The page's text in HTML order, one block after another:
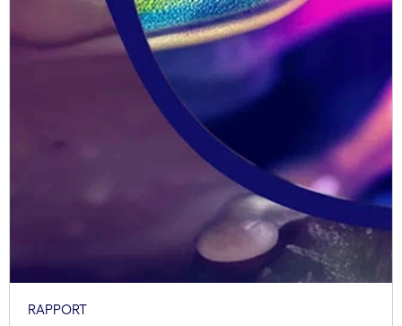
RAPPORT